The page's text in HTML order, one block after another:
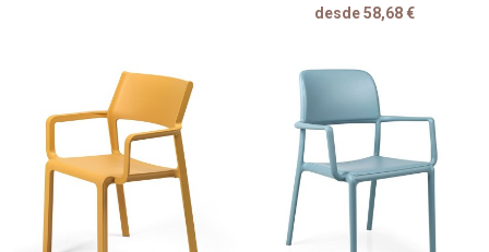
desde 58,68 €